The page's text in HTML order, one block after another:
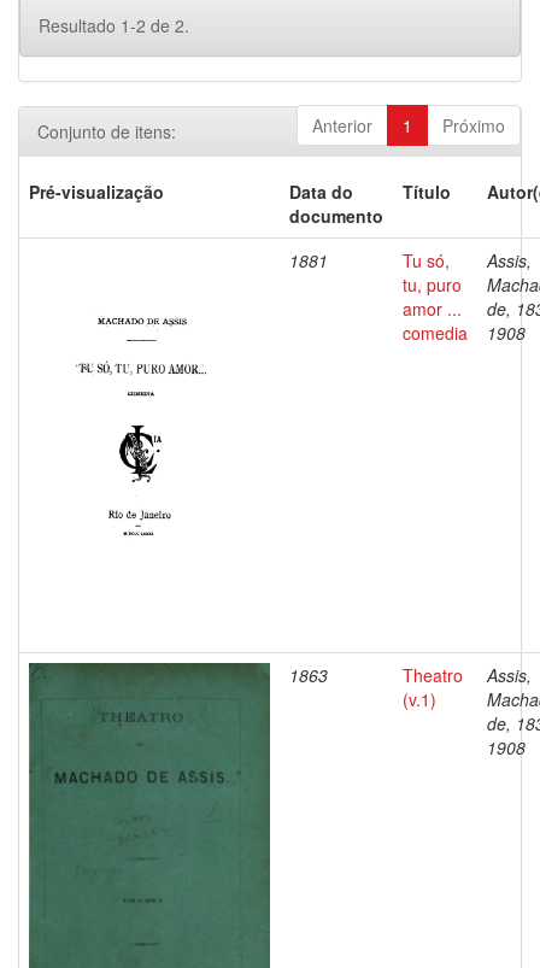
Resultado 1-2 de 2.
Anterior 1 Próximo
Conjunto de itens:
Pré-visualização
Data do
documento
Título
1881
Tu só,
tu, puro
amor ...
comedia
Assis,
de,
1908
1863
Theatro
(v.1)
Assis,
de,
1908